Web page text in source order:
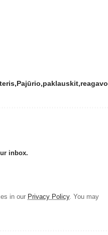
Pajūrio paklauskit reagavo
inbox.
in our Privacy Policy. You may